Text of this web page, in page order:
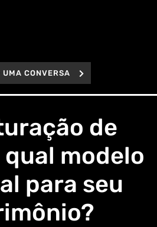
UMA CONVERSA
de
modelo
para seu